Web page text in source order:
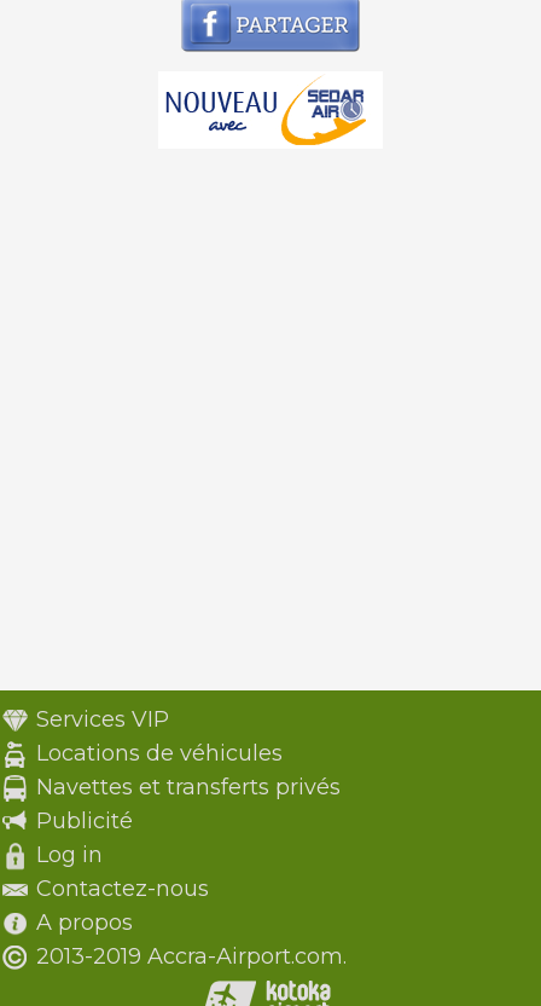
Services VIP
Locations de véhicules
Navettes et transferts privés
Publicité
Log in
Contactez-nous
A propos
2013-2019 Accra-Airport.com.